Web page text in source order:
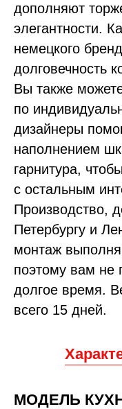
дополняют
элегантности.
немецкого
долговечность
Вы также
по
дизайнеры
наполнением
гарнитура,
с остальным
Производство,
Петербургу и
монтаж
поэтому вам не
долгое время.
всего 15 дней.
МОДЕЛЬ